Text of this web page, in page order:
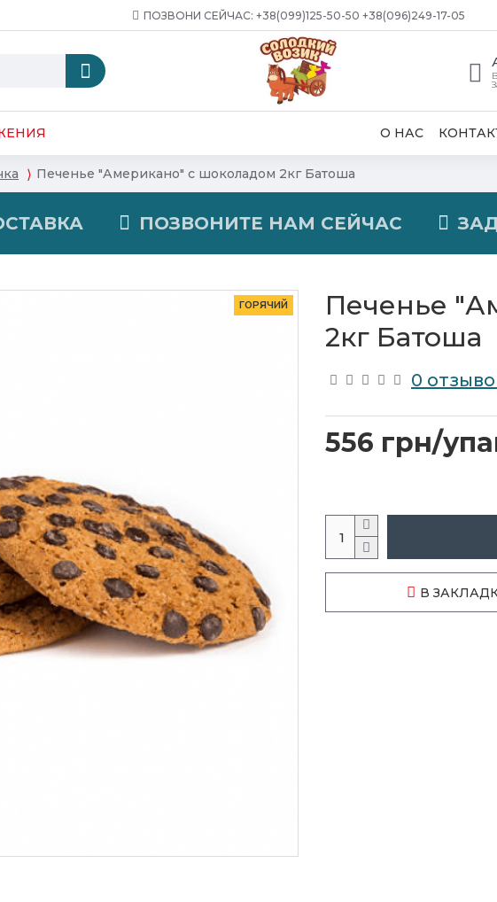
ПОЗВОНИ СЕЙЧАС: ‎+38(099)125-50-50 +38(096)249-17-05
О НАС
Печенье "Американо" с шоколадом 2кг Батоша
ПОЗВОНИТЕ НАМ СЕЙЧАС
ГОРЯЧИЙ
Печенье
2кг Батоша
0
556 грн/
В